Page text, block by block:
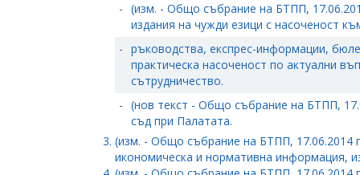
- (изм. - Общо събрание на БТПП,
издания на чужди езици с насоченост
- ръководства, експрес-информации,
практическа насоченост по актуални
сътрудничество.
- (нов текст - Общо събрание на БТПП,
съд при Палатата.
(изм. - Общо събрание на БТПП, 17.06.2014
икономическа и нормативна информация,